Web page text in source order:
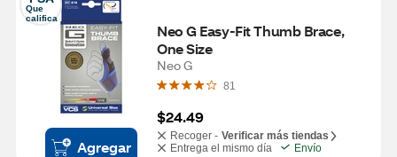
Que
califica
Agregar
Neo G Easy-Fit Thumb Brace,
One Size
Neo G
81
$24.49
Recoger - Verificar más tiendas
Entrega el mismo día
Envío